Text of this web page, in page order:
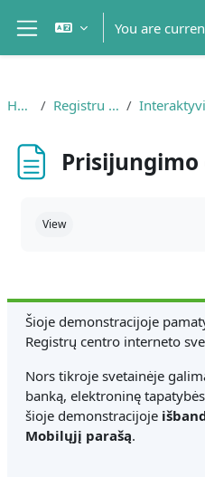
Skip to main content
Side panel
You are
Home Registru centras
View
Šioje demonstracijoje
Registrų centro interneto
Nors tikroje svetainėje
banką, elektroninę
šioje demonstracijoje
Mobilųjį parašą.